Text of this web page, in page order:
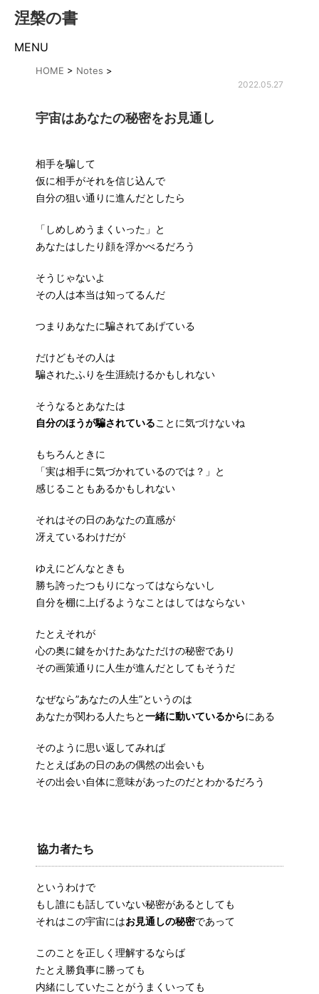
涅槃の書
MENU
HOME > Notes >
2022.05.27
宇宙はあなたの秘密をお見通し
相手を騙して
仮に相手がそれを信じ込んで
自分の狙い通りに進んだとしたら
「しめしめうまくいった」と
あなたはしたり顔を浮かべるだろう
そうじゃないよ
その人は本当は知ってるんだ
つまりあなたに騙されてあげている
だけどもその人は
騙されたふりを生涯続けるかもしれない
そうなるとあなたは
自分のほうが騙されていることに気づけないね
もちろんときに
「実は相手に気づかれているのでは？」と
感じることもあるかもしれない
それはその日のあなたの直感が
冴えているわけだが
ゆえにどんなときも
勝ち誇ったつもりになってはならないし
自分を棚に上げるようなことはしてはならない
たとえそれが
心の奥に鍵をかけたあなただけの秘密であり
その画策通りに人生が進んだとしてもそうだ
なぜなら”あなたの人生”というのは
あなたが関わる人たちと一緒に動いているからにある
そのように思い返してみれば
たとえばあの日のあの偶然の出会いも
その出会い自体に意味があったのだとわかるだろう
協力者たち
というわけで
もし誰にも話していない秘密があるとしても
それはこの宇宙にはお見通しの秘密であって
このことを正しく理解するならば
たとえ勝負事に勝っても
内緒にしていたことがうまくいっても